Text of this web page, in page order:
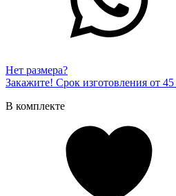
Нет размера?
Закажите! Срок изготовления от
В комплекте